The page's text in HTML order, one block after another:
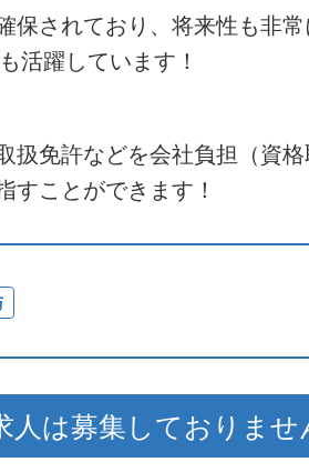
保されており、将来性も非
活躍しています！
免許などを会社負担（資
ことができます！
は募集しておりませ